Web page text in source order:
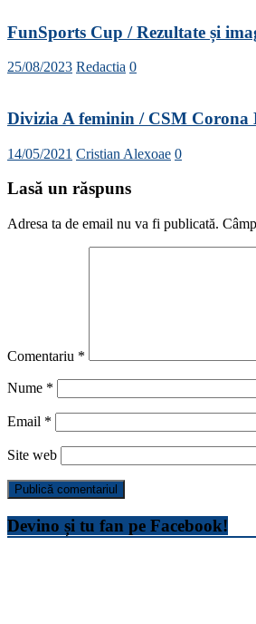
FunSports Cup / Rezultate și
25/08/2023 Redactia 0
Divizia A feminin / CSM
14/05/2021 Cristian Alexoae 0
Lasă un răspuns
Adresa ta de email nu va fi publicată.
Comentariu *
Nume *
Email *
Site web
Devino și tu fan pe Facebook!